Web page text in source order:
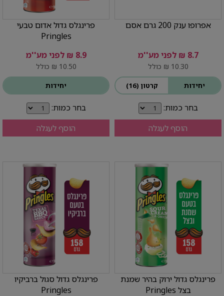
אפרופו ענק 200 גרם אסם
8.7 ₪ לפני מע''מ
10.30 ₪ כולל
יחידות קרטון (16)
בחר כמות:
הוסף לעגלה
פרינגלס גדול אדום טבעי
Pringles
8.9 ₪ לפני מע''מ
10.50 ₪ כולל
יחידות
בחר כמות:
הוסף לעגלה
פרינגלס גדול ירוק בהיר שמנת
בצל Pringles
פרינגלס גדול סגול ברביקיו
Pringles